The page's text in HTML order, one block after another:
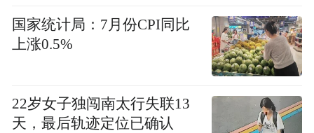
中国佛教协会会长学诚法师、中国佛教协会
副会长永信法师、觉醒法师、妙江法师、胡
雪峰喇嘛、东宝仲巴活佛，中国佛教协会副
会长祜巴龙庄勐大长老，云南省佛教协会会
国家统计局：7月份CPI同比
上涨0.5%
22岁女子独闯南太行失联13
天，最后轨迹定位已确认